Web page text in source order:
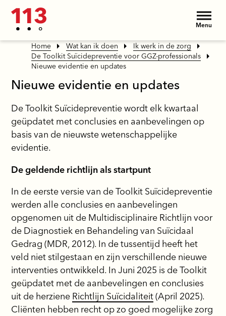
Menu
Home Wat kan ik doen
Ik werk in de zorg
De Toolkit Suïcidepreventie voor GGZ-professionals
Nieuwe evidentie en updates
Nieuwe evidentie en updates
De Toolkit Suïcidepreventie wordt elk kwartaal
geüpdatet met conclusies en aanbevelingen op
basis van de nieuwste wetenschappelijke
evidentie.
De geldende richtlijn als startpunt
In de eerste versie van de Toolkit Suïcidepreventie
werden alle conclusies en aanbevelingen
opgenomen uit de Multidisciplinaire Richtlijn voor
de Diagnostiek en Behandeling van Suïcidaal
Gedrag (MDR, 2012). In de tussentijd heeft het
veld niet stilgestaan en zijn verschillende nieuwe
interventies ontwikkeld. In Juni 2025 is de Toolkit
geüpdatet met de aanbevelingen en conclusies
uit de herziene Richtlijn Suïcidaliteit(April 2025).
Cliënten hebben recht op zo goed mogelijke zorg